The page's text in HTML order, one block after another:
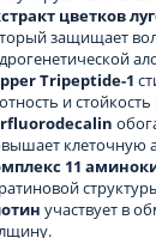
цветков
защищает
Tripeptide-1
и
клеточную
11
участвует в